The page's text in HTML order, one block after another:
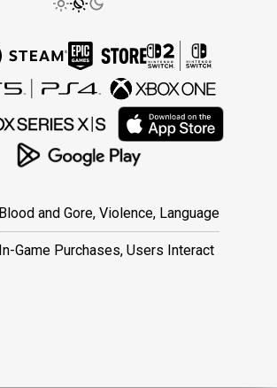
Blood and Gore, Violence, Language
In-Game Purchases, Users Interact